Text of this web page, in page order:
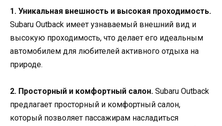
1. Уникальная внешность и высокая проходимость.
Subaru Outback имеет узнаваемый внешний вид и
высокую проходимость, что делает его идеальным
автомобилем для любителей активного отдыха на
природе.
2. Просторный и комфортный салон. Subaru Outback
предлагает просторный и комфортный салон,
который позволяет пассажирам насладиться